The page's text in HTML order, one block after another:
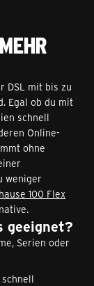
DSL mit bis zu
Egal ob du mit
schnell
Online-
ohne
weniger
100 Flex
geeignet?
Serien oder